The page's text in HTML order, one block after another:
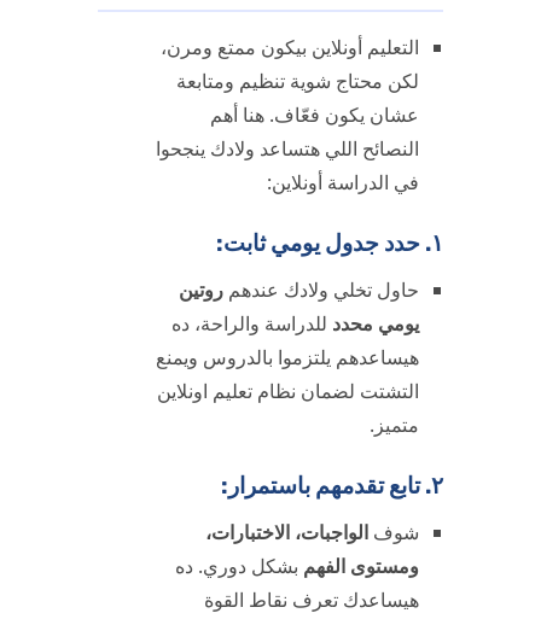
التعليم أونلاين بيكون ممتع ومرن،
لكن محتاج شوية تنظيم ومتابعة
عشان يكون فعّاف. هنا أهم
النصائح اللي هتساعد ولادك ينجحوا
في الدراسة أونلاين:
١. حدد جدول يومي ثابت:
حاول تخلي ولادك عندهم روتين
يومي محدد للدراسة والراحة، ده
هيساعدهم يلتزموا بالدروس ويمنع
التشتت لضمان نظام تعليم اونلاين
متميز.
٢. تابع تقدمهم باستمرار:
شوف الواجبات، الاختبارات،
ومستوى الفهم بشكل دوري. ده
هيساعدك تعرف نقاط القوة